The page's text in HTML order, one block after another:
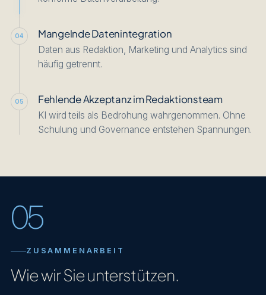
04 Mangelnde Datenintegration
Daten aus Redaktion, Marketing und Analytics sind
häufig getrennt.
05 Fehlende Akzeptanz im Redaktionsteam
KI wird teils als Bedrohung wahrgenommen. Ohne
Schulung und Governance entstehen Spannungen.
05
ZUSAMMENARBEIT
Wie wir Sie unterstützen.